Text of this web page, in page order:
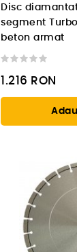
Disc
segment
beton armat
1.216 RON